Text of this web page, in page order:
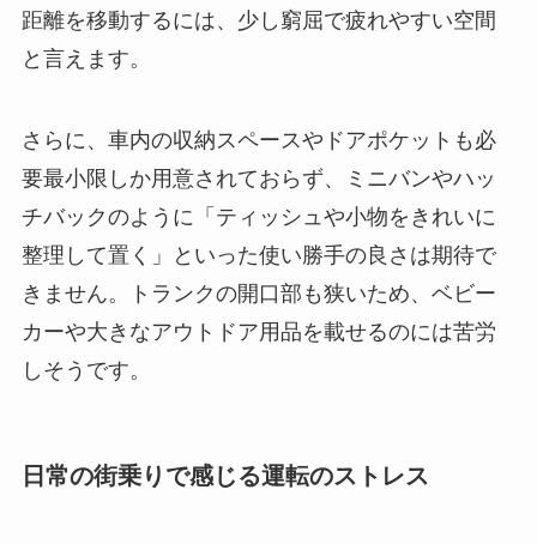
距離を移動するには、少し窮屈で疲れやすい空間
と言えます。
さらに、車内の収納スペースやドアポケットも必
要最小限しか用意されておらず、ミニバンやハッ
チバックのように「ティッシュや小物をきれいに
整理して置く」といった使い勝手の良さは期待で
きません。トランクの開口部も狭いため、ベビー
カーや大きなアウトドア用品を載せるのには苦労
しそうです。
日常の街乗りで感じる運転のストレス